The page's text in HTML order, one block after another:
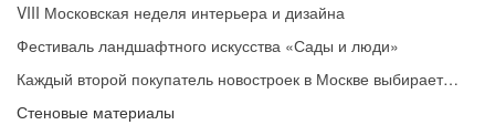
VIII Московская неделя интерьера и дизайна
Фестиваль ландшафтного искусства «Сады и люди»
Каждый второй покупатель новостроек в Москве выбирает…
Стеновые материалы